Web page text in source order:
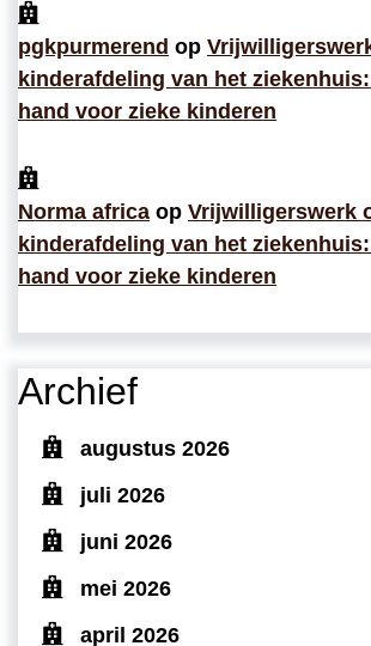
pgkpurmerend op
kinderafdeling van het
hand voor zieke kinderen
Norma africa op Vrijwilligerswerk
kinderafdeling van het
hand voor zieke kinderen
Archief
augustus 2026
juli 2026
juni 2026
mei 2026
april 2026